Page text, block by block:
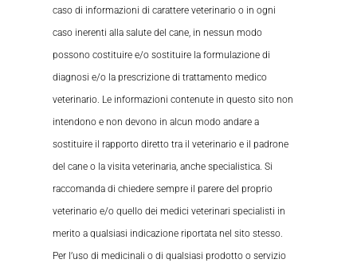
caso di informazioni di carattere veterinario o in ogni
caso inerenti alla salute del cane, in nessun modo
possono costituire e/o sostituire la formulazione di
diagnosi e/o la prescrizione di trattamento medico
veterinario. Le informazioni contenute in questo sito non
intendono e non devono in alcun modo andare a
sostituire il rapporto diretto tra il veterinario e il padrone
del cane o la visita veterinaria, anche specialistica. Si
raccomanda di chiedere sempre il parere del proprio
veterinario e/o quello dei medici veterinari specialisti in
merito a qualsiasi indicazione riportata nel sito stesso.
Per l’uso di medicinali o di qualsiasi prodotto o servizio